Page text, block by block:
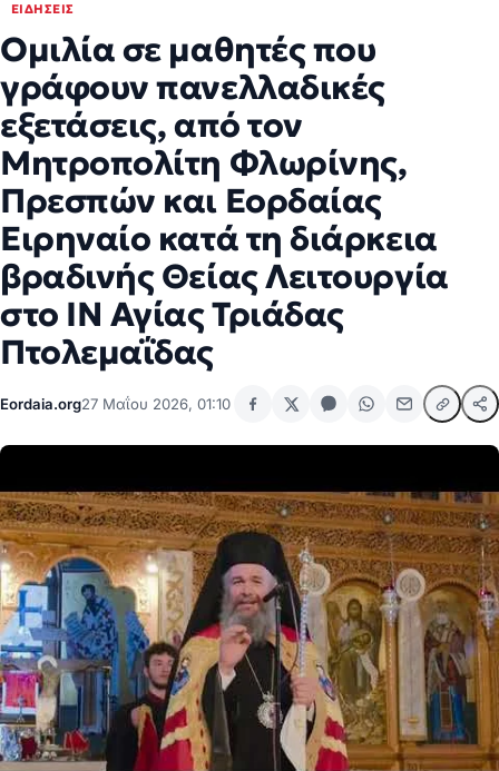
ΕΙΔΉΣΕΙΣ
Ομιλία σε μαθητές που
γράφουν πανελλαδικές
εξετάσεις, από τον
Μητροπολίτη Φλωρίνης,
Πρεσπών και Εορδαίας
Ειρηναίο κατά τη διάρκεια
βραδινής Θείας Λειτουργία
στο ΙΝ Αγίας Τριάδας
Πτολεμαΐδας
Eordaia.org27 Μαΐου 2026, 01:10